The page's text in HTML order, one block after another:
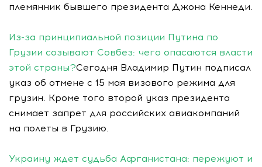
племянник бывшего президента Джона Кеннеди.
Из-за принципиальной позиции Путина по
Грузии созывают Совбез: чего опасаются власти
этой страны?Сегодня Владимир Путин подписал
указ об отмене с 15 мая визового режима для
грузин. Кроме того второй указ президента
снимает запрет для российских авиакомпаний
на полеты в Грузию.
Украину ждет судьба Афганистана: пережуют и